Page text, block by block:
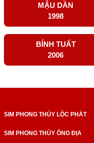
MẬU DẦN
1998
BÍNH TUẤT
2006
SIM PHONG THỦY LỘC PHÁT
SIM PHONG THỦY ÔNG ĐỊA